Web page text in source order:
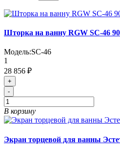
Шторка на ванну RGW SC-46
Модель:SC-46
1
28 856 ₽
+
-
В корзину
Экран торцевой для ванны